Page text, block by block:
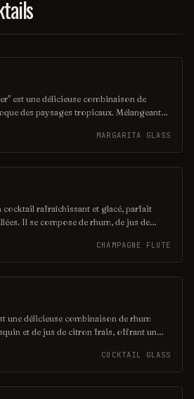
est une délicieuse combinaison de
des paysages tropicaux. Mélangeant
et envoûtante, parfaite pour les amateurs
colorée et son goût unique en
découvrir.
MARGARITA GLASS
cocktail rafraîchissant et glacé, parfait
Il se compose de rhum, de jus de
Servi dans un verre à cocktail, il offre
et acidulées.
CHAMPAGNE FLUTE
une délicieuse combinaison de rhum
et de jus de citron frais, offrant un
idéal pour les soirées d'été.
fait un choix sophistiqué pour les
COCKTAIL GLASS